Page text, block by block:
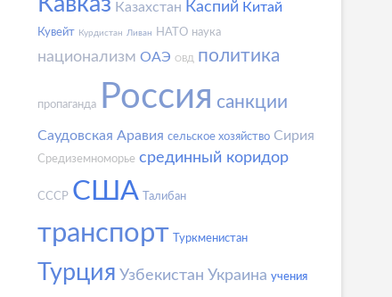
Казахстан Каспий Китай
Кувейт Курдистан Ливан НАТО наука
национализм ОАЭ ОВД политика
пропаганда Россия санкции
Саудовская Аравия сельское хозяйство Сирия
Средиземноморье срединный коридор
СССР США Талибан
транспорт Туркменистан
Турция Узбекистан Украина учения